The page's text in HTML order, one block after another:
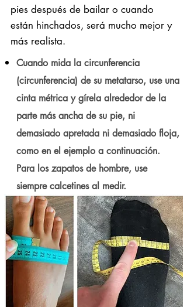
pies después de bailar o cuando
están hinchados, será mucho mejor y
más realista.
Cuando mida la circunferencia
(circunferencia) de su metatarso, use una
cinta métrica y gírela alrededor de la
parte más ancha de su pie, ni
demasiado apretada ni demasiado floja,
como en el ejemplo a continuación.
Para los zapatos de hombre, use
siempre calcetines al medir.